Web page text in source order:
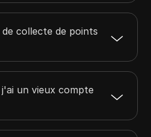
collecte de points
un vieux compte